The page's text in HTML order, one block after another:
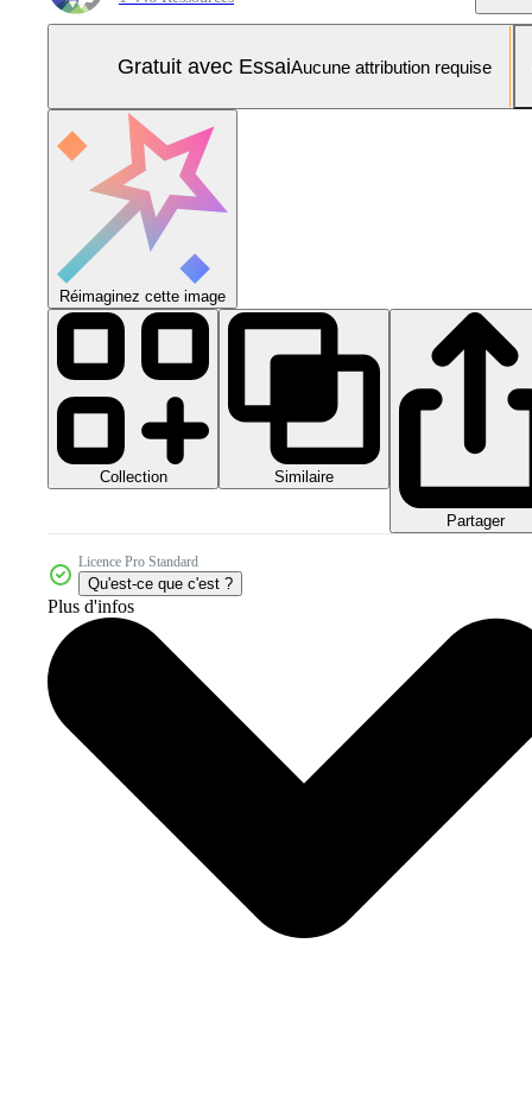
Gratuit avec EssaiAucune attribution requise
Réimaginez cette image
Collection Similaire
Partager
Licence Pro Standard
Qu'est-ce que c'est ?
Plus d'infos